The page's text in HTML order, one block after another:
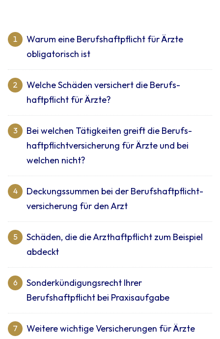
1
Warum eine Berufs­haft­pflicht für Ärzte
obligatorisch ist
2
Welche Schäden versichert die Berufs­
haftpflicht für Ärzte?
3
Bei welchen Tätigkeiten greift die Berufs­
haftpflicht­versicherung für Ärzte und bei
welchen nicht?
4
Deckungssummen bei der Berufshaftpflicht­
versicherung für den Arzt
5
Schäden, die die Arzt­haftpflicht zum Beispiel
abdeckt
6
Sonderkündigungs­recht Ihrer
Berufshaftpflicht bei Praxis­aufgabe
7 Weitere wichtige Versicherungen für Ärzte